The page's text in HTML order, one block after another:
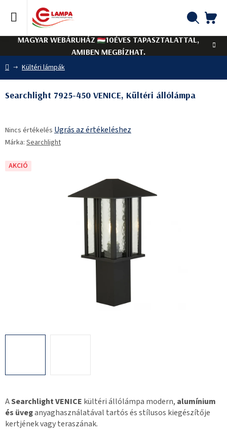
tartalomhoz
MAGYAR WEBÁRUHÁZ
10ÉVES TAPASZTALATTAL,
AMIBEN MEGBÍZHAT.
Kezdőlap
Kültéri lámpák
ASearchlight VENICE kültéri állólámpa modern, alumínium
és üveganyaghasználatával tartós és stílusos kiegészítője
kertjének vagy teraszának.
Searchlight 7925-450 VENICE, Kültéri állólámpa
termék
átlagos
5-
Nincs értékelés Ugrás az értékeléshez
Márka: Searchlight
AKCIÓ